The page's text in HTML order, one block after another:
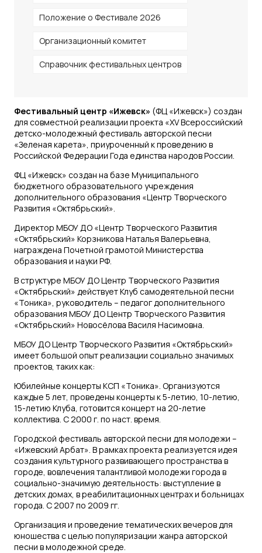
Положение о Фестивале 2026
Организационный комитет
Справочник фестивальных центров
Фестивальный центр «Ижевск» (ФЦ «Ижевск») создан
для совместной реализации проекта «XV Всероссийский
детско-молодежный фестиваль авторской песни
«Зеленая карета», приуроченный к проведению в
Российской Федерации Года единства народов России.
ФЦ «Ижевск» создан на базе Муниципального
бюджетного образовательного учреждения
дополнительного образования «Центр Творческого
Развития «Октябрьский».
Директор МБОУ ДО «Центр Творческого Развития
«Октябрьский» Корзникова Наталья Валерьевна,
награждена Почетной грамотой Министерства
образования и науки РФ.
В структуре МБОУ ДО Центр Творческого Развития
«Октябрьский» действует Клуб самодеятельной песни
«Тоника», руководитель – педагог дополнительного
образования МБОУ ДО Центр Творческого Развития
«Октябрьский» Новосёлова Василя Насимовна.
МБОУ ДО Центр Творческого Развития «Октябрьский»
имеет большой опыт реализации социально значимых
проектов, таких как:
Юбилейные концерты КСП «Тоника». Организуются
каждые 5 лет, проведены концерты к 5-летию, 10-летию,
15-летию Клуба, готовится концерт на 20-летие
коллектива. С 2000 г. по наст. время.
Городской фестиваль авторской песни для молодежи –
«Ижевский Арбат». В рамках проекта реализуется идея
создания культурного развивающего пространства в
городе, вовлечения талантливой молодежи города в
социально-значимую деятельность: выступление в
детских домах, в реабилитационных центрах и больницах
города. С 2007 по 2009 гг.
Организация и проведение тематических вечеров для
юношества с целью популяризации жанра авторской
песни в молодежной среде.